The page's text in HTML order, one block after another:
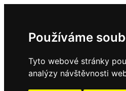
Používáme
Tyto webové stránky
analýzy návštěvnosti